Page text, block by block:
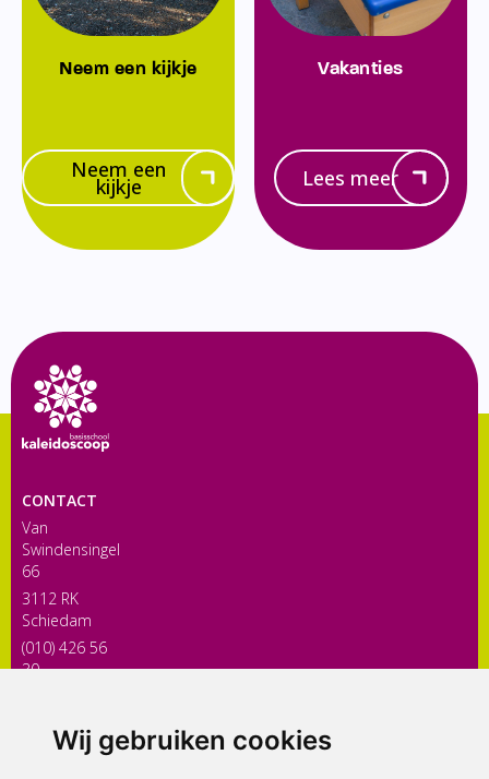
Wij gebruiken cookies
Neem een kijkje
Neem een
kijkje
Vakanties
Lees meer
CONTACT
Van
Swindensingel
66
3112 RK
Schiedam
(010) 426 56
30
ONDERDEEL VAN